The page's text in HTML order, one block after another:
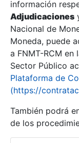
Erakutsi/
Erakutsi/
información
Adjudicaciones
Nacional de
Moneda, puede
a FNMT-RCM
Sector Público
Plataforma de
(https://
También podrá
de los